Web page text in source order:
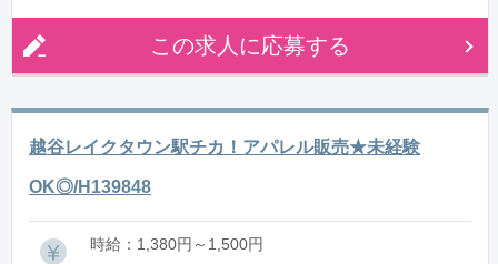
この求人に応募する
越谷レイクタウン駅チカ！アパレル販売★未経験
OK◎/H139848
時給：1,380円～1,500円